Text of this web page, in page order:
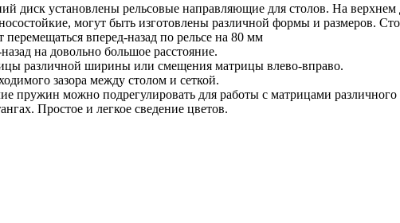
диск установлены рельсовые направляющие для столов. На
могут быть изготовлены различной формы и размеров.
вперед-назад по рельсе на 80 мм
на довольно большое расстояние.
различной ширины или смещения матрицы влево-вправо.
зазора между столом и сеткой.
можно подрегулировать для работы с матрицами различного
Простое и легкое сведение цветов.